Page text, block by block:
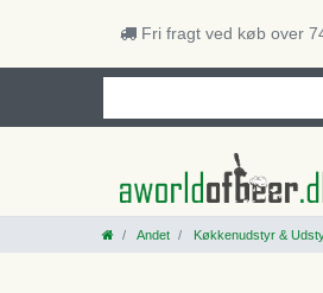
Fri fragt ved køb over
Andet Køkkenudstyr &